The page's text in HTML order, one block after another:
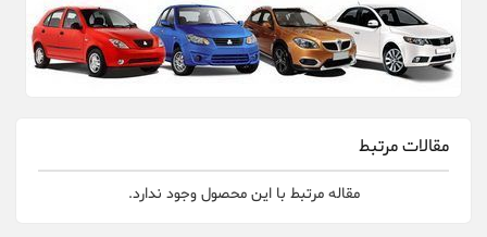
مقالات مرتبط
مقاله مرتبط با این محصول وجود ندارد.